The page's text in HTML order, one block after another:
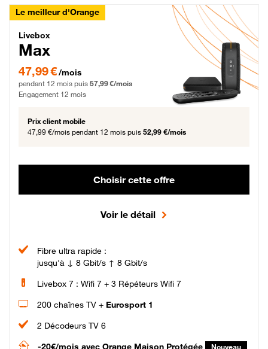
Le meilleur d'Orange
Livebox Max Fibre
Livebox
Max
47,99 € par mois pendant 12 mois puis 57,99 € par mois, Engagement 12 mois
47,99 €/mois
pendant 12 mois puis 57,99 €/mois
Engagement 12 mois
Prix client mobile
47,99 €/mois pendant 12 mois puis 52,99 €/mois
Choisir cette offre
Voir le détail
Fibre ultra rapide :
jusqu'à ↓ 8 Gbit/s ↑ 8 Gbit/s
Livebox 7 : Wifi 7 + 3 Répéteurs Wifi 7
200 chaînes TV + Eurosport 1
2 Décodeurs TV 6
-20€/mois avec Orange Maison Protégée Nouveau